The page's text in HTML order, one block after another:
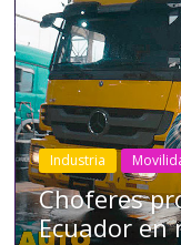
Industria
Choferes
Ecuador en